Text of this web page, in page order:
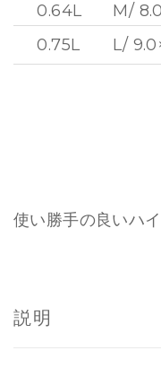
0.64L
0.75L
M/
L/
使い勝手の良いハ
説明